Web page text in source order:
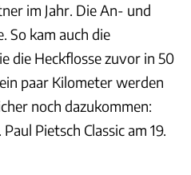
im Jahr. Die An- und
So kam auch die
die Heckflosse zuvor in 50
paar Kilometer werden
noch dazukommen:
Pietsch Classic am 19.